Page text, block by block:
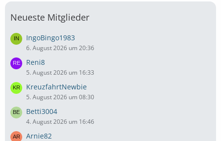
Neueste Mitglieder
IngoBingo1983
6. August 2026 um 20:36
Reni8
5. August 2026 um 16:33
KreuzfahrtNewbie
5. August 2026 um 08:30
Betti3004
4. August 2026 um 16:46
Arnie82